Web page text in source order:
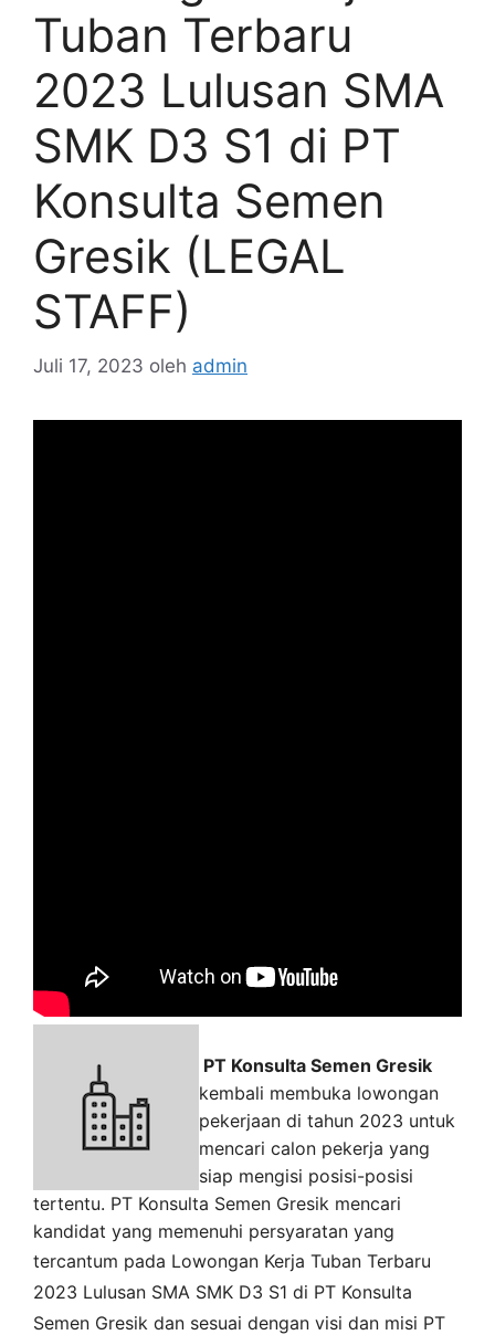
Tuban Terbaru
2023 Lulusan SMA
SMK D3 S1 di PT
Konsulta Semen
Gresik (LEGAL
STAFF)
Juli 17, 2023 oleh admin
PT Konsulta Semen Gresik
kembali membuka lowongan
pekerjaan di tahun 2023 untuk
mencari calon pekerja yang
siap mengisi posisi-posisi
tertentu. PT Konsulta Semen Gresik mencari
kandidat yang memenuhi persyaratan yang
tercantum pada Lowongan Kerja Tuban Terbaru
2023 Lulusan SMA SMK D3 S1 di PT Konsulta
Semen Gresik dan sesuai dengan visi dan misi PT